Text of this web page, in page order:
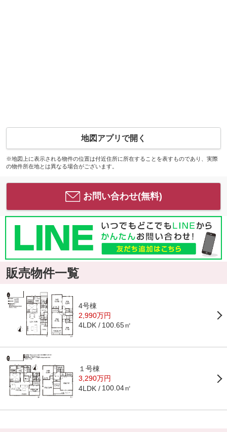
地図アプリで開く
※地図上に表示される物件の位置は付近住所に所在することを表すものであり、実際
の物件所在地とは異なる場合がございます。
お問い合わせ(無料)
販売物件一覧
4号棟
2,990万円
4LDK 100.65㎡
１号棟
3,290万円
4LDK 100.04㎡